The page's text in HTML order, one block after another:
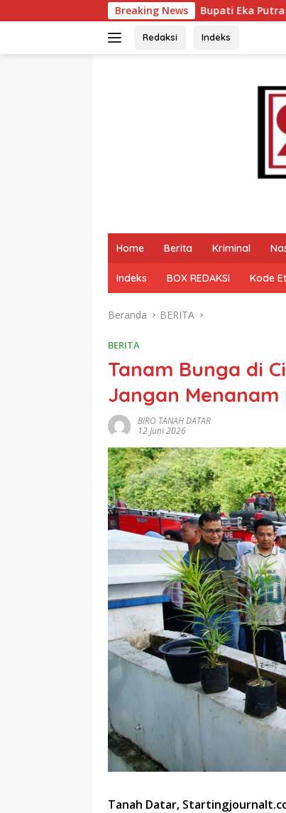
ke
Breaking News
Bupati Eka Putra Rotasi Pejabat Pemkab
Redaksi Indeks
Home Berita Kriminal
Indeks BOX REDAKSI Kode
Beranda BERITA
BERITA
Tanam Bunga di
Jangan Menanam
BIRO TANAH DATAR
12 Juni 2026
Tanah Datar,